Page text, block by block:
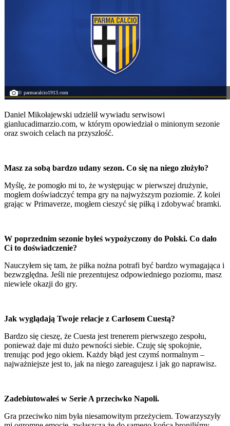
© parmacalcio1913.com
Daniel Mikołajewski udzielił wywiadu serwisowi
gianlucadimarzio.com, w którym opowiedział o minionym sezonie
oraz swoich celach na przyszłość.
Masz za sobą bardzo udany sezon. Co się na niego złożyło?
Myślę, że pomogło mi to, że występując w pierwszej drużynie,
mogłem doświadczyć tempa gry na najwyższym poziomie. Z kolei
grając w Primaverze, mogłem cieszyć się piłką i zdobywać bramki.
W poprzednim sezonie byłeś wypożyczony do Polski. Co dało
Ci to doświadczenie?
Nauczyłem się tam, że piłka nożna potrafi być bardzo wymagająca i
bezwzględna. Jeśli nie prezentujesz odpowiedniego poziomu, masz
niewiele okazji do gry.
Jak wyglądają Twoje relacje z Carlosem Cuestą?
Bardzo się cieszę, że Cuesta jest trenerem pierwszego zespołu,
ponieważ daje mi dużo pewności siebie. Czuję się spokojnie,
trenując pod jego okiem. Każdy błąd jest czymś normalnym –
najważniejsze jest to, jak na niego zareagujesz i jak go naprawisz.
Zadebiutowałeś w Serie A przeciwko Napoli.
Gra przeciwko nim była niesamowitym przeżyciem. Towarzyszyły